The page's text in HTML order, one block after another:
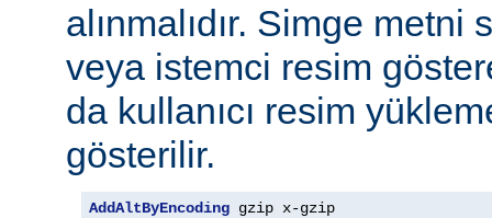
alınmalıdır. Simge metni
veya istemci resim
da kullanıcı resim
gösterilir.
AddAltByEncoding gzip x-gzip